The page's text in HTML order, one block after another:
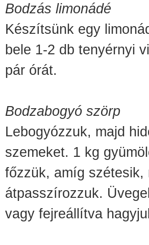
Bodzás limonádé
Készítsünk egy
bele 1-2 db tenyérnyi
pár órát.
Bodzabogyó szörp
Lebogyózzuk, majd
szemeket. 1 kg
főzzük, amíg szétesik,
átpasszírozzuk.
vagy fejreállítva